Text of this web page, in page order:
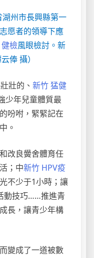
州市長興縣第一
愿者的領導下應
檢風眼檢討。新
俸 攝）
壯的、 新竹 猛健
少年兒童體質最
吩咐，緊緊記在
。
改良黌舍體育任
；中新竹 HPV疫
不少于1小時；讓
動技巧……推進青
長，讓青少年構
變成了一道被數